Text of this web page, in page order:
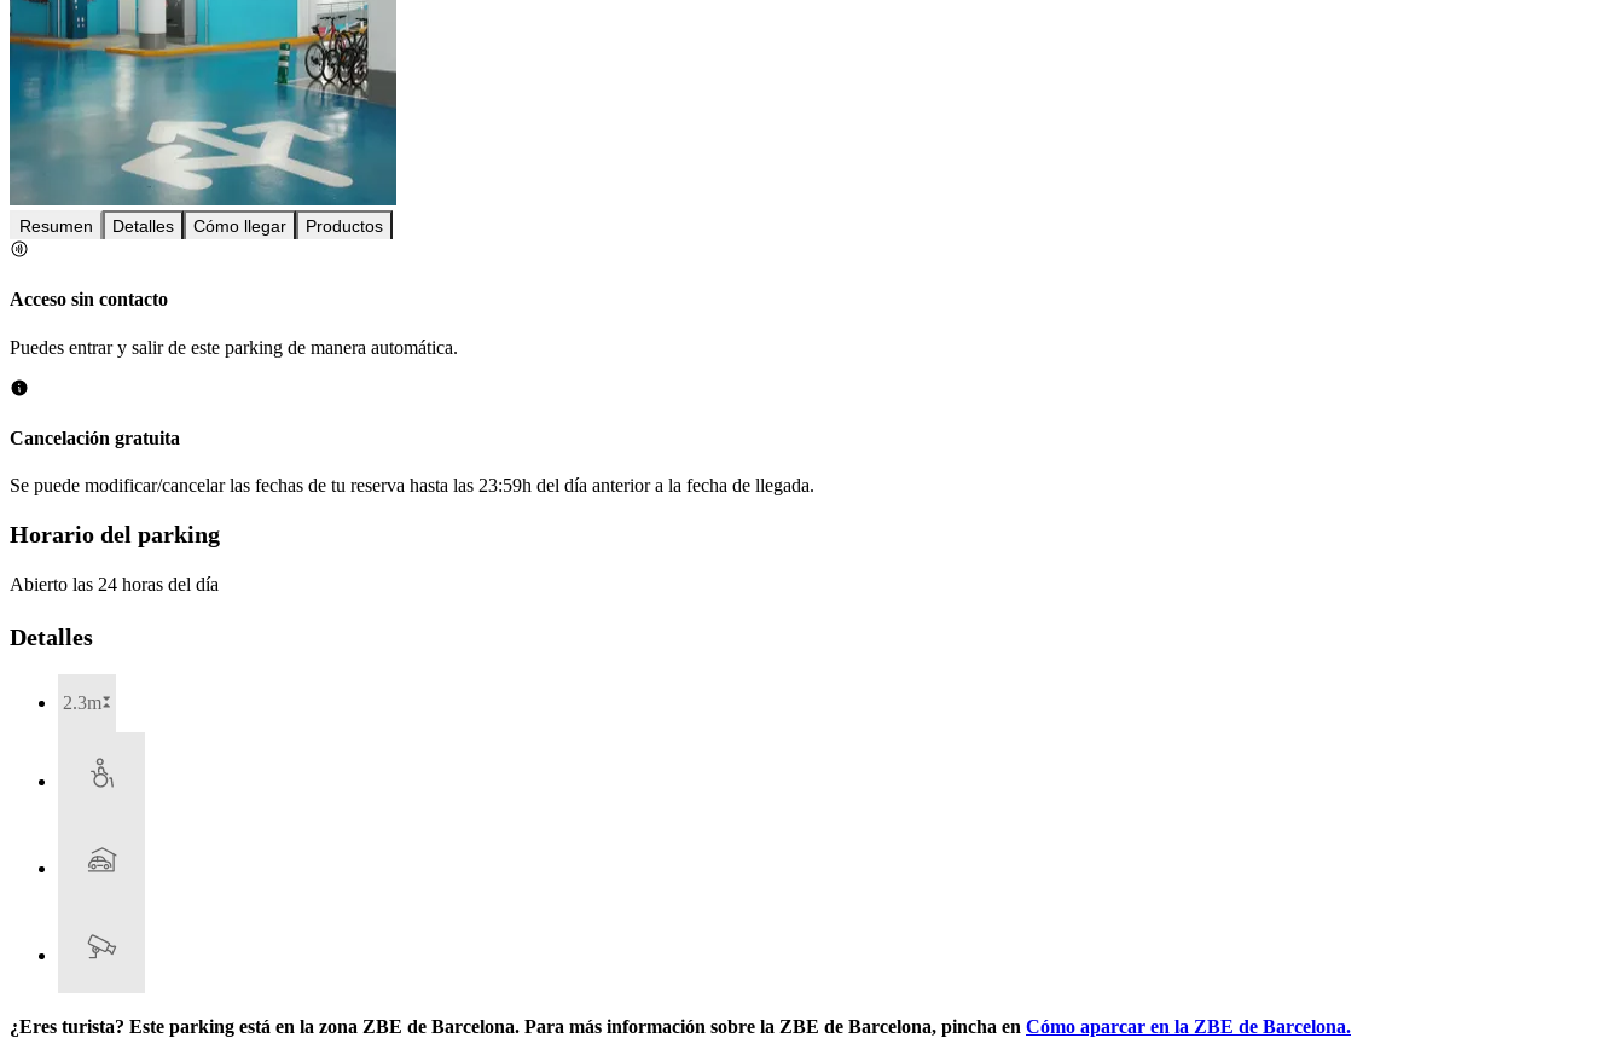
Resumen Detalles Cómo llegar Productos
Acceso sin contacto
Puedes entrar y salir de este parking de manera automática.
Cancelación gratuita
Se puede modificar/cancelar las fechas de tu reserva hasta las 23:59h del día anterior a la fecha de llegada.
Horario del parking
Abierto las 24 horas del día
Detalles
2.3m
¿Eres turista? Este parking está en la zona ZBE de Barcelona. Para más información sobre la ZBE de Barcelona, pincha en Cómo aparcar en la ZBE de Barcelona.